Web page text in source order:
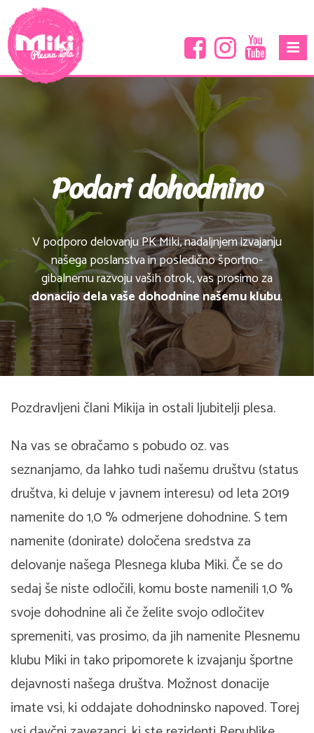
Podari dohodnino
V podporo delovanju PK Miki, nadaljnjem izvajanju
našega poslanstva in posledično športno-
gibalnemu razvoju vaših otrok, vas prosimo za
donacijo dela vaše dohodnine našemu klubu.
Pozdravljeni člani Mikija in ostali ljubitelji plesa.
Na vas se obračamo s pobudo oz. vas
seznanjamo, da lahko tudi našemu društvu (status
društva, ki deluje v javnem interesu) od leta 2019
namenite do 1,0 % odmerjene dohodnine. S tem
namenite (donirate) določena sredstva za
delovanje našega Plesnega kluba Miki. Če se do
sedaj še niste odločili, komu boste namenili 1,0 %
svoje dohodnine ali če želite svojo odločitev
spremeniti, vas prosimo, da jih namenite Plesnemu
klubu Miki in tako pripomorete k izvajanju športne
dejavnosti našega društva. Možnost donacije
imate vsi, ki oddajate dohodninsko napoved. Torej